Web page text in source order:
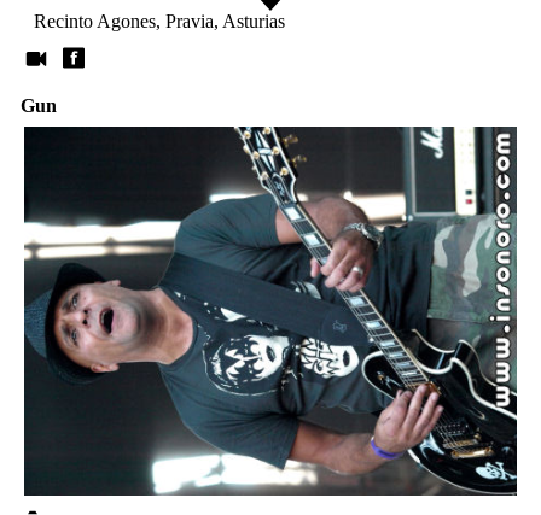
Recinto Agones, Pravia, Asturias
Gun